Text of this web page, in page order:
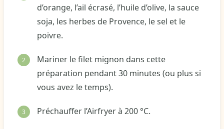
d’orange, l’ail écrasé, l’huile d’olive, la sauce
soja, les herbes de Provence, le sel et le
poivre.
Mariner le filet mignon dans cette
préparation pendant 30 minutes (ou plus si
vous avez le temps).
Préchauffer l’Airfryer à 200 °C.